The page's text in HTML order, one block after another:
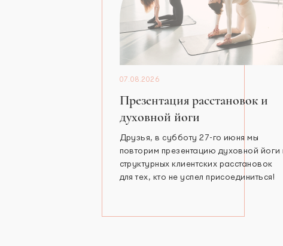
07.08.2026
Презентация расстановок и
духовной йоги
Друзья, в субботу 27-го июня мы
повторим презентацию духовной йоги
структурных клиентских расстановок
для тех, кто не успел присоединиться!